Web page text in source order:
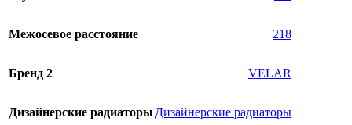
Межосевое расстояние 218
Бренд 2 VELAR
Дизайнерские радиаторы Дизайнерские радиаторы